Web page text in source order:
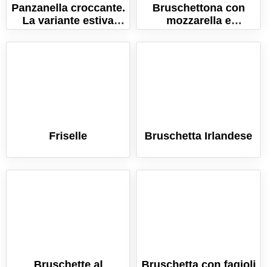
Panzanella croccante.
La variante estiva
della ricetta originale
toscana!
Bruschettona con
mozzarella e
pomodorini
Friselle Bruschetta Irlandese
Bruschette al Bruschetta con fagioli